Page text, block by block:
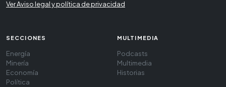
Ver Aviso legal y política de privacidad
SECCIONES
Energía
Minería
Economía
Política
MULTIMEDIA
Podcasts
Multimedia
Historias